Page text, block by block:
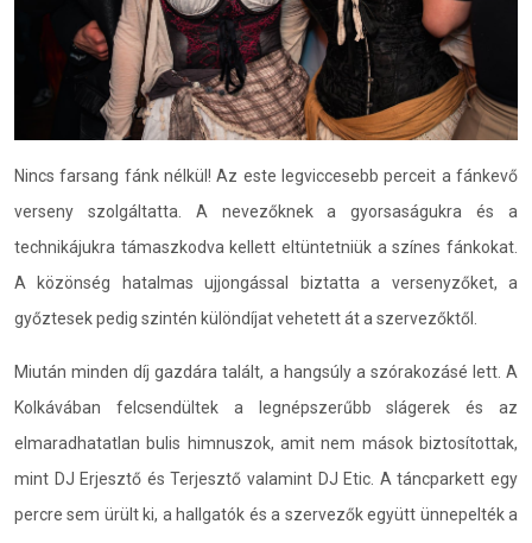
Nincs farsang fánk nélkül! Az este legviccesebb perceit a fánkevő
verseny szolgáltatta. A nevezőknek a gyorsaságukra és a
technikájukra támaszkodva kellett eltüntetniük a színes fánkokat.
A közönség hatalmas ujjongással biztatta a versenyzőket, a
győztesek pedig szintén különdíjat vehetett át a szervezőktől.
Miután minden díj gazdára talált, a hangsúly a szórakozásé lett. A
Kolkávában felcsendültek a legnépszerűbb slágerek és az
elmaradhatatlan bulis himnuszok, amit nem mások biztosítottak,
mint DJ Erjesztő és Terjesztő valamint DJ Etic. A táncparkett egy
percre sem ürült ki, a hallgatók és a szervezők együtt ünnepelték a